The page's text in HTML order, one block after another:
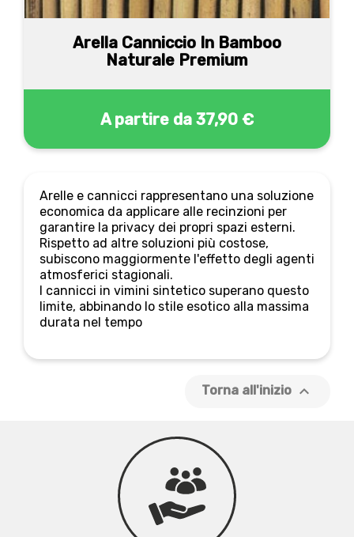
Arella Canniccio In Bamboo
Naturale Premium
A partire da 37,90 €
Arelle e cannicci rappresentano una soluzione
economica da applicare alle recinzioni per
garantire la privacy dei propri spazi esterni.
Rispetto ad altre soluzioni più costose,
subiscono maggiormente l'effetto degli agenti
atmosferici stagionali.
I cannicci in vimini sintetico superano questo
limite, abbinando lo stile esotico alla massima
durata nel tempo
Torna all'inizio 